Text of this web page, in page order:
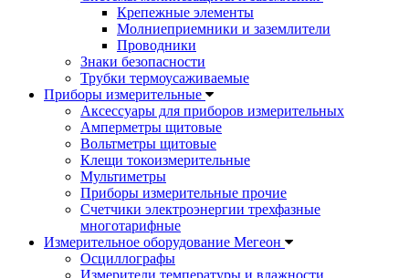
Крепежные элементы
Молниеприемники и заземлители
Проводники
Знаки безопасности
Трубки термоусаживаемые
Приборы измерительные
Аксессуары для приборов измерительных
Амперметры щитовые
Вольтметры щитовые
Клещи токоизмерительные
Мультиметры
Приборы измерительные прочие
Счетчики электроэнергии трехфазные
многотарифные
Измерительное оборудование Мегеон
Осциллографы
Измерители температуры и влажности